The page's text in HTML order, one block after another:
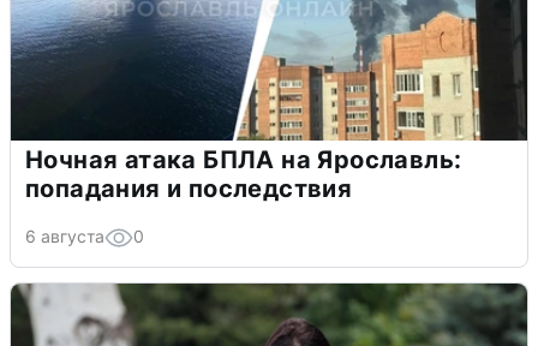
Ночная атака БПЛА на Ярославль:
попадания и последствия
6 августа 0